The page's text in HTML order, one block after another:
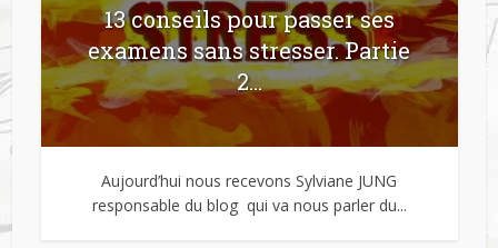
13 conseils pour passer ses
examens sans stresser. Partie
2...
Aujourd’hui nous recevons Sylviane JUNG
responsable du blog qui va nous parler du...